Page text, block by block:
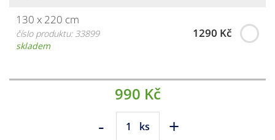
130 x 220 cm
číslo produktu: 33899
skladem
1290 Kč
990 Kč
- ks +